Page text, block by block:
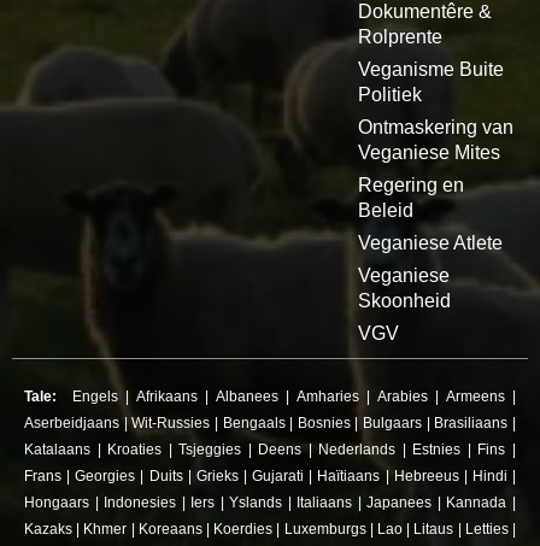
Dokumentêre &
Rolprente
Veganisme Buite
Politiek
Ontmaskering van
Veganiese Mites
Regering en
Beleid
Veganiese Atlete
Veganiese
Skoonheid
VGV
Tale: Engels| Afrikaans| Albanees| Amharies| Arabies| Armeens|
Aserbeidjaans |Wit-Russies Bengaals| Bosnies| Bulgaars Brasiliaans
Katalaans
Kroaties |Tsjeggies Deens Nederlands Estnies Fins
Frans |Georgies Duits| Grieks|Gujarati Haïtiaans Hebreeus| Hindi
Hongaars
Indonesies Iers |Yslands Italiaans |Japanees Kannada
Kazaks
Khmer Koreaans| Koerdies Luxemburgs| Lao Litaus Letties|